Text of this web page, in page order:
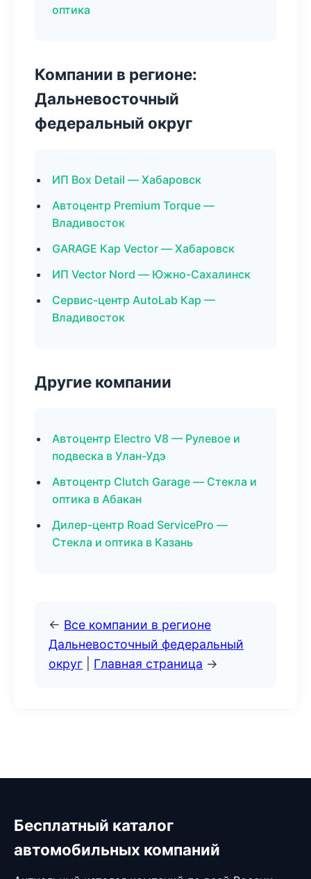
оптика
Компании в регионе:
Дальневосточный
федеральный округ
ИП Box Detail — Хабаровск
Автоцентр Premium Torque —
Владивосток
GARAGE Кар Vector — Хабаровск
ИП Vector Nord — Южно-Сахалинск
Сервис-центр AutoLab Кар —
Владивосток
Другие компании
Автоцентр Electro V8 — Рулевое и
подвеска в Улан-Удэ
Автоцентр Clutch Garage — Стекла и
оптика в Абакан
Дилер-центр Road ServicePro —
Стекла и оптика в Казань
← Все компании в регионе
Дальневосточный федеральный
округ
Главная страница →
Бесплатный каталог
автомобильных компаний